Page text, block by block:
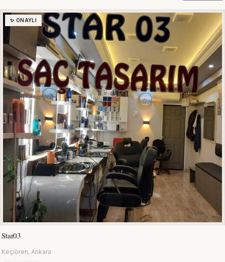
✨ ONAYLI
Star03
Keçiören, Ankara